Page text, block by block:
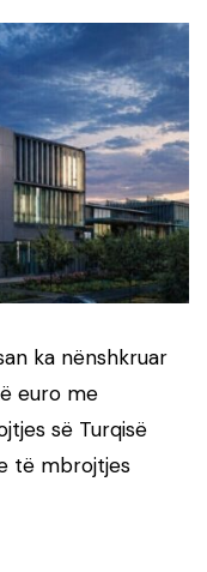
ka nënshkruar
euro me
së Turqisë
të mbrojtjes